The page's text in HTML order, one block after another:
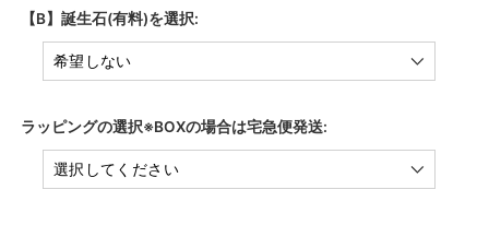
【B】誕生石(有料)を選択:
ラッピングの選択※BOXの場合は宅急便発送: